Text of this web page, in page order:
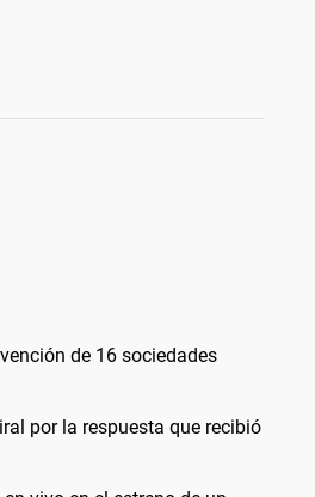
de 16 sociedades
por la respuesta que recibió